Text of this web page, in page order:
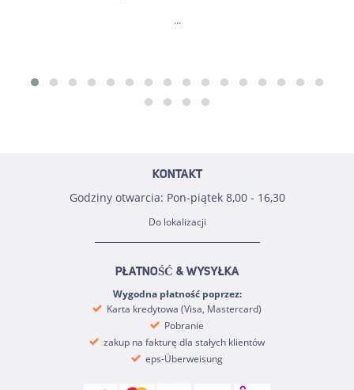
...
KONTAKT
Godziny otwarcia: Pon-piątek 8,00 - 16,30
Do lokalizacji
PŁATNOŚĆ & WYSYŁKA
Wygodna płatność poprzez:
Karta kredytowa (Visa, Mastercard)
Pobranie
zakup na fakturę dla stałych klientów
eps-Überweisung